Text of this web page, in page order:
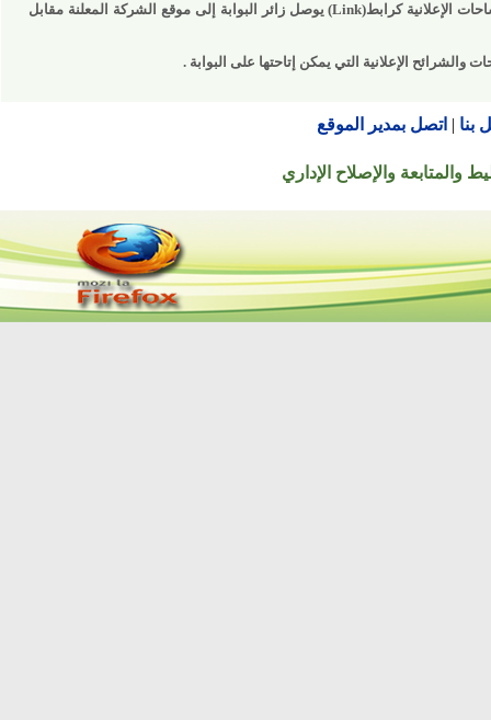
كرابط(Link) يوصل زائر البوابة إلى موقع الشركة المعلنة مقابل
الإعلانية التي يمكن إتاحتها على البوابة .
| اتصل بمدير الموقع
والإصلاح الإداري